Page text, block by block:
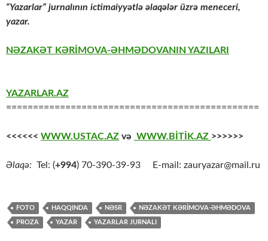
“Yazarlar” jurnalının ictimaiyyətlə əlaqələr üzrə meneceri,
yazar.
NƏZAKƏT KƏRİMOVA-ƏHMƏDOVANIN YAZILARI
YAZARLAR.AZ
===============================================
<<<<<< WWW.USTAC.AZ və WWW.BİTİK.AZ >>>>>>
Əlaqə: Tel: (+994) 70-390-39-93 E-mail: zauryazar@mail.ru
FOTO HAQQINDA NƏSR NƏZAKƏT KƏRIMOVA-ƏHMƏDOVA
PROZA YAZAR YAZARLAR JURNALI